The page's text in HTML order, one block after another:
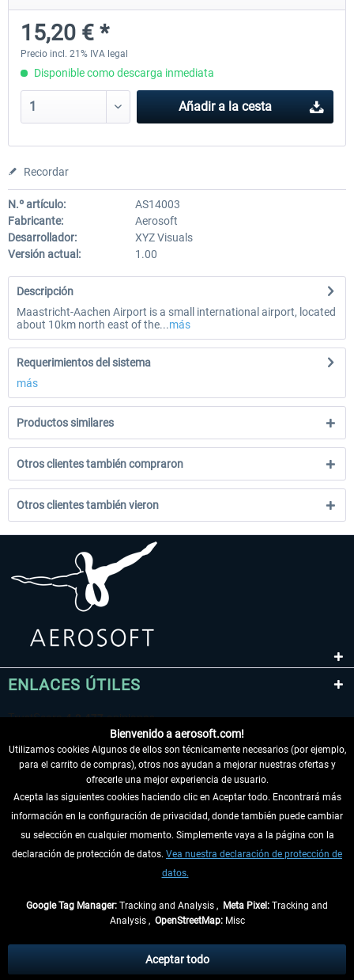
30,45 € *
15,20 € *
Precio incl. 21% IVA legal
Disponible como descarga inmediata
Añadir a la cesta
Recordar
N.º artículo:
AS14003
Fabricante:
Aerosoft
Desarrollador:
XYZ Visuals
Versión actual:
1.00
Descripción
Maastricht-Aachen Airport is a small international airport, located
about 10km north east of the...más
Requerimientos del sistema
más
Productos similares
Otros clientes también compraron
Otros clientes también vieron
ENLACES ÚTILES
DESISTIR DEL CONTRATO
INFORMACIÓN
tasas de recepción si no se describe lo contrario
** De aplicación a envíos dentro de Alemania. Los plazos de envío para los
Bienvenido a aerosoft.com!
Utilizamos cookies Algunos de ellos son técnicamente necesarios (por ejemplo,
para el carrito de compras), otros nos ayudan a mejorar nuestras ofertas y
ofrecerle una mejor experiencia de usuario.
Acepta las siguientes cookies haciendo clic en Aceptar todo. Encontrará más
información en la configuración de privacidad, donde también puede cambiar
su selección en cualquier momento. Simplemente vaya a la página con la
declaración de protección de datos. Vea nuestra declaración de protección de
datos.
Google Tag Manager: Tracking and Analysis , Meta Pixel: Tracking and
Analysis , OpenStreetMap:Misc
Aceptar todo